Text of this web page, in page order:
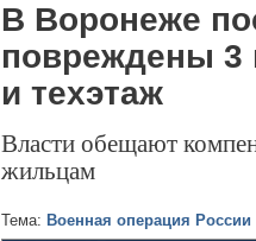
В Воронеже
повреждены 3
и техэтаж
Власти обещают
жильцам
Тема: Военная операция